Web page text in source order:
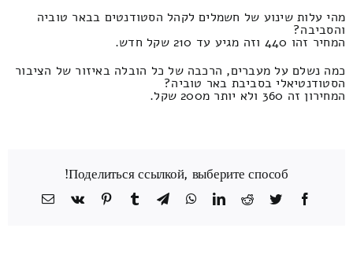
מהי עלות שינוע של חשמלים לקהל הסטודנטים בבאר טוביה
והסביבה?
המחיר זהו 440 וזה מגיע עד 210 שקל חדש.
כמה נשלם על מעברים, הרכבה של כל הובלה באיזור של הציבור
הסטודנטיאלי בסביבת באר טוביה?
המחירון זה 360 ולא יותר מ200 שקל.
Поделиться ссылкой, выберите способ!
Facebook
Twitter
Reddit
LinkedIn
WhatsApp
Telegram
Tumblr
Pinterest
Vk
כתובת